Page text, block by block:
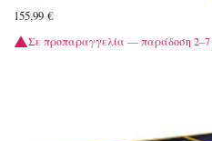
155,99 €
Σε προπαραγγελία — παράδοση 2–7